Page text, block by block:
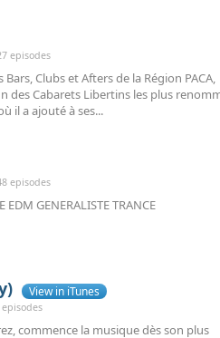
episodes
Clubs et Afters de la Région PACA,
des Cabarets Libertins les plus
il a ajouté à ses...
episodes
GENERALISTE TRANCE
View in iTunes
commence la musique dès son plus